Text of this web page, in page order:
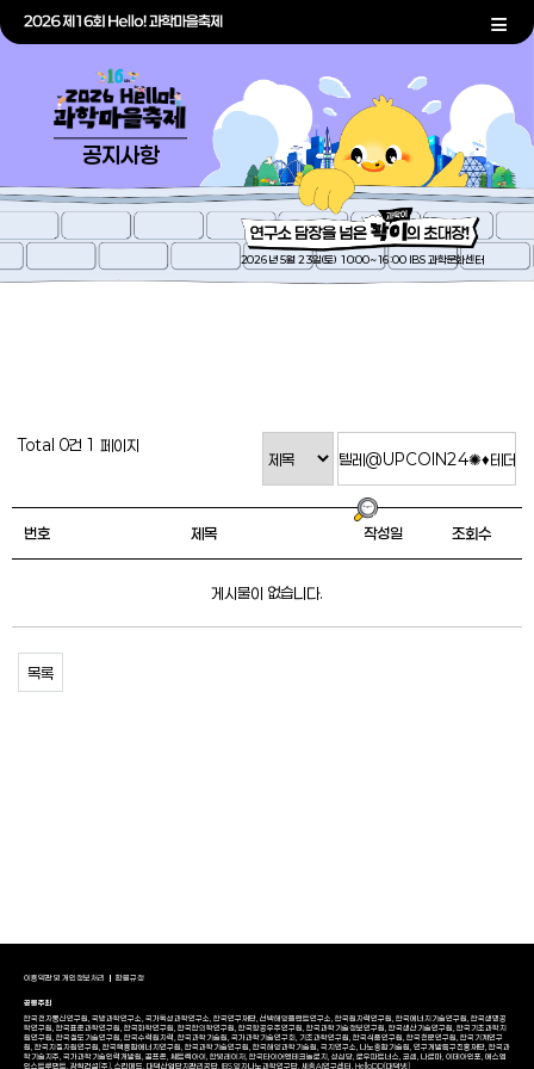
공지사항
2026년 5월 23일(토) 10:00~16:00 IBS 과학문화센터
Total 0건 1 페이지
번호 제목 작성일 조회수
게시물이 없습니다.
목록
이용약관 및 개인정보처리 환불규정
공동주최
한국전자통신연구원, 국방과학연구소, 국가독성과학연구소, 한국연구재단, 선박해양플랜트연구소, 한국원자력연구원, 한국에너지기술연구원, 한국생명공
학연구원, 한국표준과학연구원, 한국화학연구원, 한국한의학연구원, 한국항공우주연구원, 한국과학기술정보연구원, 한국생산기술연구원, 한국기초과학지
원연구원, 한국철도기술연구원, 한국수력원자력, 한국과학기술원, 국가과학기술연구회, 기초과학연구원, 한국식품연구원, 한국천문연구원, 한국기계연구
원, 한국지질자원연구원, 한국핵융합에너지연구원, 한국과학기술연구원, 한국해양과학기술원, 극지연구소, 나노종합기술원, 연구개발특구진흥재단, 한국과
학기술지주, 국가과학기술인력개발원, 골프존, 쎄트렉아이, 한빛레이저, 한국타이어앤테크놀로지, 성심당, 로우파트너스, 코셈, 나르마, 이데아인포, 에스엠
인스트루먼트, 광혁건설(주), 스킨메드, 대덕산업단지관리공단, IBS 양자나노과학연구단, 세종AI연구센터, HelloDD(대덕넷)